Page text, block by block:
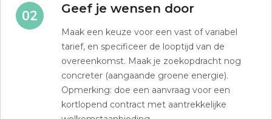
Geef je wensen door
Maak een keuze voor een vast of variabel
tarief, en specificeer de looptijd van de
overeenkomst. Maak je zoekopdracht nog
concreter (aangaande groene energie).
Opmerking: doe een aanvraag voor een
kortlopend contract met aantrekkelijke